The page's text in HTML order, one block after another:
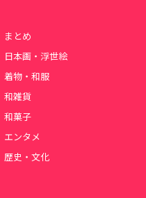
まとめ
日本画・浮世絵
着物・和服
和雑貨
和菓子
エンタメ
歴史・文化